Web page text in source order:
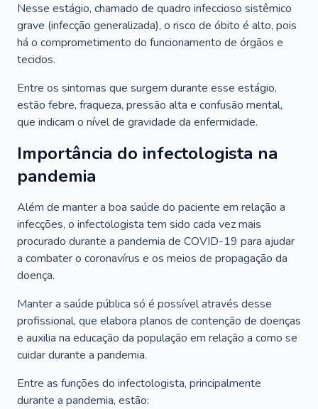
Nesse estágio, chamado de quadro infeccioso sistêmico
grave (infecção generalizada), o risco de óbito é alto, pois
há o comprometimento do funcionamento de órgãos e
tecidos.
Entre os sintomas que surgem durante esse estágio,
estão febre, fraqueza, pressão alta e confusão mental,
que indicam o nível de gravidade da enfermidade.
Importância do infectologista na
pandemia
Além de manter a boa saúde do paciente em relação a
infecções, o infectologista tem sido cada vez mais
procurado durante a pandemia de COVID-19 para ajudar
a combater o coronavírus e os meios de propagação da
doença.
Manter a saúde pública só é possível através desse
profissional, que elabora planos de contenção de doenças
e auxilia na educação da população em relação a como se
cuidar durante a pandemia.
Entre as funções do infectologista, principalmente
durante a pandemia, estão: